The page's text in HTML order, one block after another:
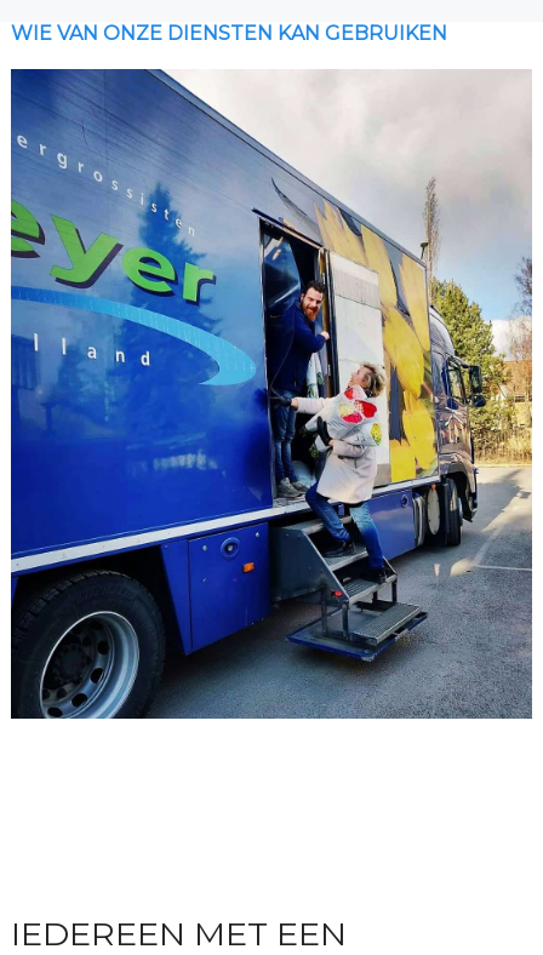
WIE VAN ONZE DIENSTEN KAN GEBRUIKEN
IEDEREEN MET EEN